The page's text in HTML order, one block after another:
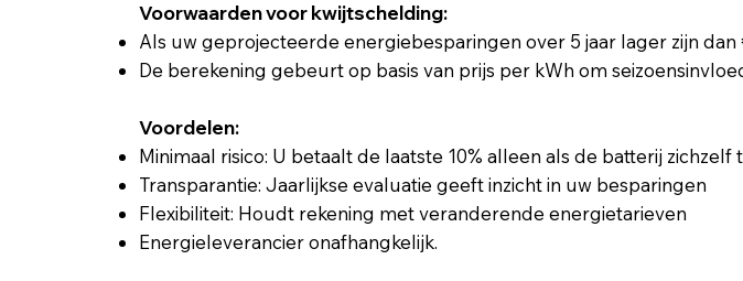
Voorwaarden voor kwijtschelding:
Als uw geprojecteerde energiebesparingen over 5 jaar lager zijn
De berekening gebeurt op basis van prijs per kWh om
Voordelen:
Minimaal risico: U betaalt de laatste 10% alleen als de batterij
Transparantie: Jaarlijkse evaluatie geeft inzicht in uw besparingen
Flexibiliteit: Houdt rekening met veranderende energietarieven
Energieleverancier onafhangkelijk.